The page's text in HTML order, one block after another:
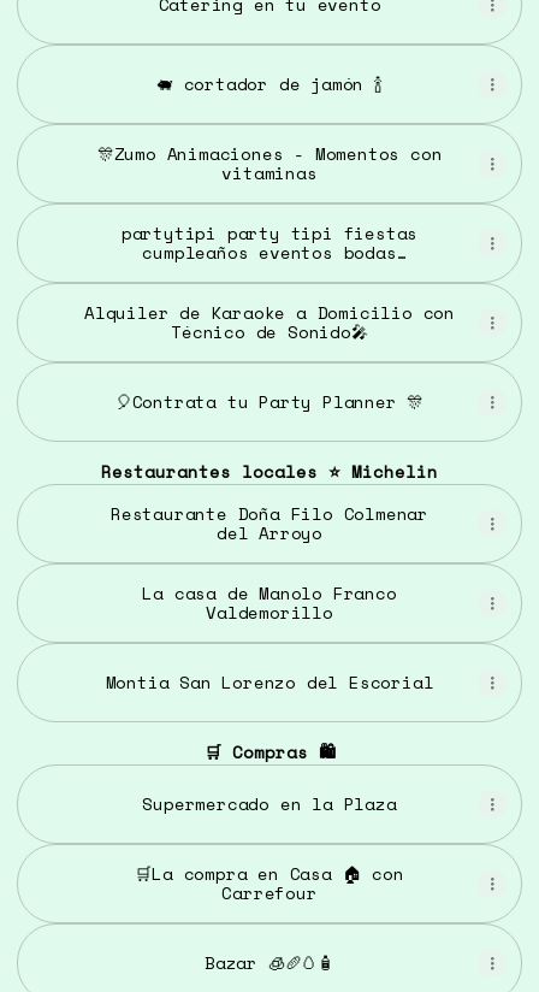
🐖 cortador de jamón 🍾
🎊Zumo Animaciones - Momentos con
vitaminas
partytipi party tipi fiestas
cumpleaños eventos bodas
Alquiler de Karaoke a Domicilio con
Técnico de Sonido🎤
🎈Contrata tu Party Planner 🎊
Restaurantes locales ⭐️ Michelin
Restaurante Doña Filo Colmenar
del Arroyo
La casa de Manolo Franco
Valdemorillo
Montia San Lorenzo del Escorial
🛒 Compras 🛍️
Supermercado en la Plaza
🛒La compra en Casa 🏠 con
Carrefour
Bazar 🧊🥖🥚🧴